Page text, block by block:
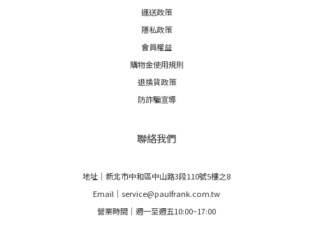
運送政策
隱私政策
會員權益
購物金使用規則
退換貨政策
防詐騙宣導
聯絡我們
地址｜新北市中和區中山路3段110號5樓之8
Email｜service@paulfrank.com.tw
營業時間｜週一至週五10:00~17:00